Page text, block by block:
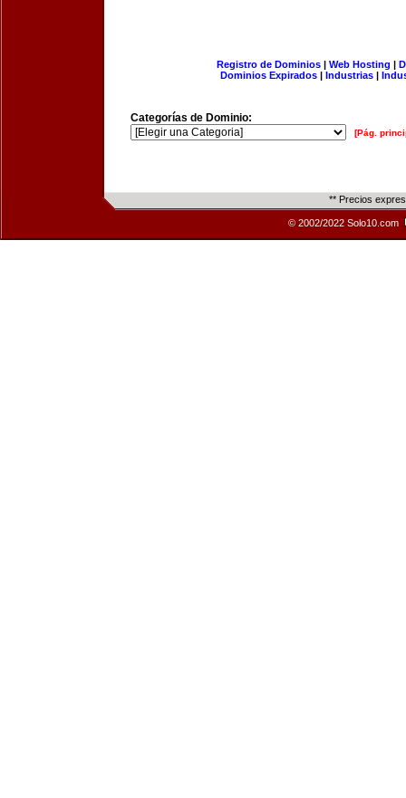
Registro de Dominios| Web Hosting |
Dominios Expirados | Industrias |
Categorías de Dominio:
[Pág.
** Precios
© 2002/2022 Solo10.com